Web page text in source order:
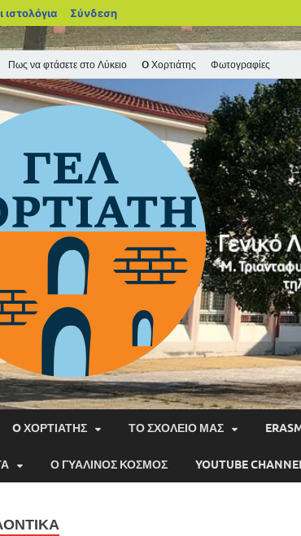
ιστολόγια Σύνδεση
Πως να φτάσετε στο Λύκειο O Χορτιάτης Φωτογραφίες
O ΧΟΡΤΙΆΤΗΣ ΤΟ ΣΧΟΛΕΊΟ ΜΑΣ
Ο ΓΥΆΛΙΝΟΣ ΚΌΣΜΟΣ YOUTUBE